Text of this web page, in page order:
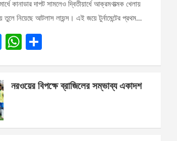
কানাডার দাপট সামলেও দ্বিতীয়ার্ধে আক্রমণাত্মক খেলায়
নিয়েছে আটলাস লায়ন্স। এই জয়ে টুর্নামেন্টের প্রথম…
M
n
g
er
W
s
e
নরওয়ের বিপক্ষে ব্রাজিলের সম্ভাব্য একাদশ